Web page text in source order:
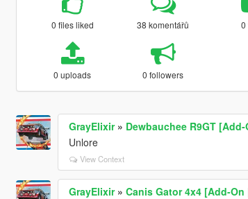
0 files liked 38 komentářů 0
0 uploads 0 followers
GrayElixir» Dewbauchee R9GT [Add-
Unlore
View Context
GrayElixir» Canis Gator 4x4 [Add-